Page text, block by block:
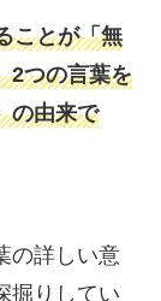
ことが「無
2つの言葉を
の由来で
の詳しい意
掘りしてい